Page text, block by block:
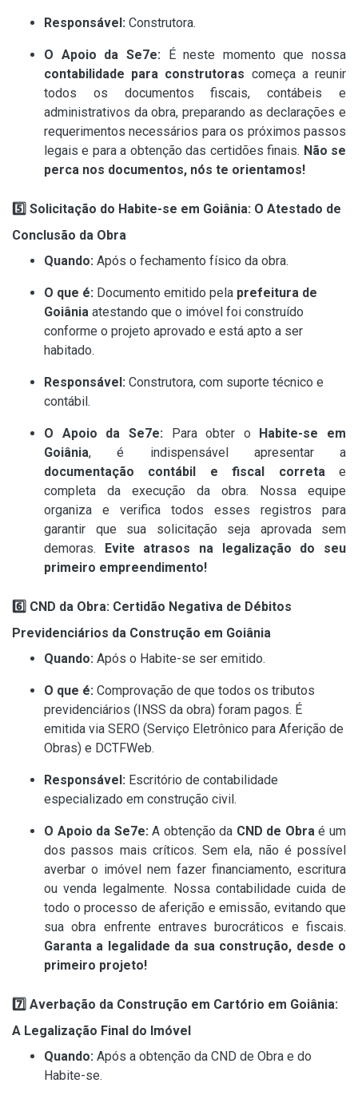
Responsável: Construtora.
O Apoio da Se7e: É neste momento que nossa
contabilidade para construtoras começa a reunir
todos os documentos fiscais, contábeis e
administrativos da obra, preparando as declarações e
requerimentos necessários para os próximos passos
legais e para a obtenção das certidões finais. Não se
perca nos documentos, nós te orientamos!
5️⃣ Solicitação do Habite-se em Goiânia: O Atestado de
Conclusão da Obra
Quando: Após o fechamento físico da obra.
O que é: Documento emitido pela prefeitura de
Goiânia atestando que o imóvel foi construído
conforme o projeto aprovado e está apto a ser
habitado.
Responsável: Construtora, com suporte técnico e
contábil.
O Apoio da Se7e: Para obter o
Habite-se em
Goiânia, é indispensável apresentar a
documentação contábil e fiscal corretae
completa da execução da obra. Nossa equipe
organiza e verifica todos esses registros para
garantir que sua solicitação seja aprovada sem
demoras.
Evite atrasos na legalização do seu
primeiro empreendimento!
6️ ⃣ CND da Obra: Certidão Negativa de Débitos
Previdenciários da Construção em Goiânia
Quando: Após o Habite-se ser emitido.
O que é: Comprovação de que todos os tributos
previdenciários (INSS da obra) foram pagos. É
emitida via SERO (Serviço Eletrônico para Aferição de
Obras) e DCTFWeb.
Responsável: Escritório de contabilidade
especializado em construção civil.
O Apoio da Se7e: A obtenção da CND de Obraé um
dos passos mais críticos. Sem ela, não é possível
averbar o imóvel nem fazer financiamento, escritura
ou venda legalmente. Nossa contabilidade cuida de
todo o processo de aferição e emissão, evitando que
sua obra enfrente entraves burocráticos e fiscais.
Garanta a legalidade da sua construção, desde o
primeiro projeto!
7️ ⃣ Averbação da Construção em Cartório em Goiânia:
A Legalização Final do Imóvel
Quando: Após a obtenção da CND de Obra e do
Habite-se.